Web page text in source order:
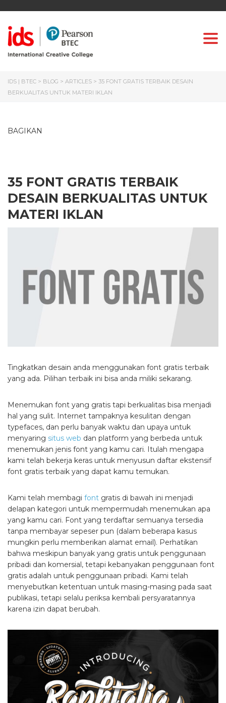
IDS | BTEC > BLOG > ARTICLES > 35 FONT GRATIS TERBAIK DESAIN
BERKUALITAS UNTUK MATERI IKLAN
BAGIKAN
35 FONT GRATIS TERBAIK
DESAIN BERKUALITAS UNTUK
MATERI IKLAN
Tingkatkan desain anda menggunakan font gratis terbaik
yang ada. Pilihan terbaik ini bisa anda miliki sekarang.
Menemukan font yang gratis tapi berkualitas bisa menjadi
hal yang sulit. Internet tampaknya kesulitan dengan
typefaces, dan perlu banyak waktu dan upaya untuk
menyaring situs web dan platform yang berbeda untuk
menemukan jenis font yang kamu cari. Itulah mengapa
kami telah bekerja keras untuk menyusun daftar ekstensif
font gratis terbaik yang dapat kamu temukan.
Kami telah membagi font gratis di bawah ini menjadi
delapan kategori untuk mempermudah menemukan apa
yang kamu cari. Font yang terdaftar semuanya tersedia
tanpa membayar sepeser pun (dalam beberapa kasus
mungkin perlu memberikan alamat email). Perhatikan
bahwa meskipun banyak yang gratis untuk penggunaan
pribadi dan komersial, tetapi kebanyakan penggunaan font
gratis adalah untuk penggunaan pribadi. Kami telah
menyebutkan ketentuan untuk masing-masing pada saat
publikasi, tetapi selalu periksa kembali persyaratannya
karena izin dapat berubah.